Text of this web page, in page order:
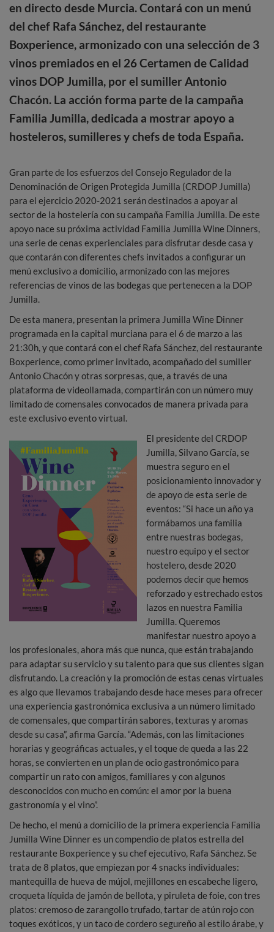
en directo desde Murcia. Contará con un menú
del chef Rafa Sánchez, del restaurante
Boxperience, armonizado con una selección de 3
vinos premiados en el 26 Certamen de Calidad
vinos DOP Jumilla, por el sumiller Antonio
Chacón. La acción forma parte de la campaña
Familia Jumilla, dedicada a mostrar apoyo a
hosteleros, sumilleres y chefs de toda España.
Gran parte de los esfuerzos del Consejo Regulador de la
Denominación de Origen Protegida Jumilla (CRDOP Jumilla)
para el ejercicio 2020-2021 serán destinados a apoyar al
sector de la hostelería con su campaña Familia Jumilla. De este
apoyo nace su próxima actividad Familia Jumilla Wine Dinners,
una serie de cenas experienciales para disfrutar desde casa y
que contarán con diferentes chefs invitados a configurar un
menú exclusivo a domicilio, armonizado con las mejores
referencias de vinos de las bodegas que pertenecen a la DOP
Jumilla.
De esta manera, presentan la primera Jumilla Wine Dinner
programada en la capital murciana para el 6 de marzo a las
21:30h, y que contará con el chef Rafa Sánchez, del restaurante
Boxperience, como primer invitado, acompañado del sumiller
Antonio Chacón y otras sorpresas, que, a través de una
plataforma de videollamada, compartirán con un número muy
limitado de comensales convocados de manera privada para
este exclusivo evento virtual.
El presidente del CRDOP
Jumilla, Silvano García, se
muestra seguro en el
posicionamiento innovador y
de apoyo de esta serie de
eventos: “Si hace un año ya
formábamos una familia
entre nuestras bodegas,
nuestro equipo y el sector
hostelero, desde 2020
podemos decir que hemos
reforzado y estrechado estos
lazos en nuestra Familia
Jumilla. Queremos
manifestar nuestro apoyo a
los profesionales, ahora más que nunca, que están trabajando
para adaptar su servicio y su talento para que sus clientes sigan
disfrutando. La creación y la promoción de estas cenas virtuales
es algo que llevamos trabajando desde hace meses para ofrecer
una experiencia gastronómica exclusiva a un número limitado
de comensales, que compartirán sabores, texturas y aromas
desde su casa”, afirma García. “Además, con las limitaciones
horarias y geográficas actuales, y el toque de queda a las 22
horas, se convierten en un plan de ocio gastronómico para
compartir un rato con amigos, familiares y con algunos
desconocidos con mucho en común: el amor por la buena
gastronomía y el vino”.
De hecho, el menú a domicilio de la primera experiencia Familia
Jumilla Wine Dinner es un compendio de platos estrella del
restaurante Boxperience y su chef ejecutivo, Rafa Sánchez. Se
trata de 8 platos, que empiezan por 4 snacks individuales:
mantequilla de hueva de mújol, mejillones en escabeche ligero,
croqueta líquida de jamón de bellota, y piruleta de foie, con tres
platos: cremoso de zarangollo trufado, tartar de atún rojo con
toques exóticos, y un taco de cordero segureño al estilo árabe, y